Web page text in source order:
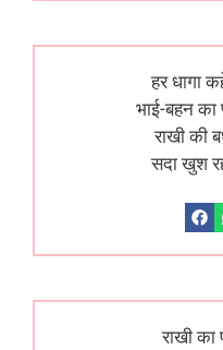
हर धागा
भाई-बहन का
राखी की
सदा खुश
राखी का